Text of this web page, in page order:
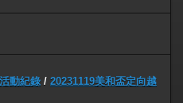
動紀錄 / 20231119美和盃定向越